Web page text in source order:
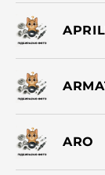
ARO